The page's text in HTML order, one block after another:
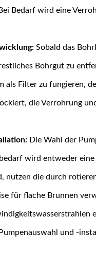
Bedarf wird eine
Sobald das
Bohrgut zu
als Filter zu fungieren,
die Verrohrung
Die Wahl der
wird entweder
nutzen die durch
für flache Brunnen
und -